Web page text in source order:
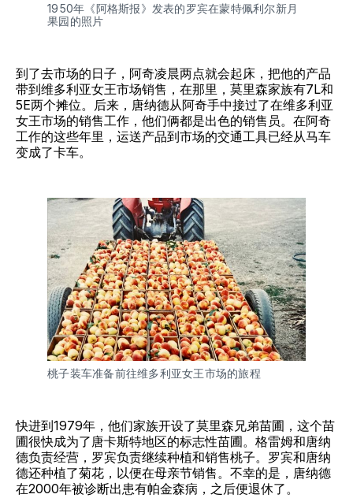
1950年《阿格斯报》发表的罗宾在蒙特佩利尔新月
果园的照片
到了去市场的日子，阿奇凌晨两点就会起床，把他的产品
带到维多利亚女王市场销售，在那里，莫里森家族有7L和
5E两个摊位。后来，唐纳德从阿奇手中接过了在维多利亚
女王市场的销售工作，他们俩都是出色的销售员。在阿奇
工作的这些年里，运送产品到市场的交通工具已经从马车
变成了卡车。
桃子装车准备前往维多利亚女王市场的旅程
快进到1979年，他们家族开设了莫里森兄弟苗圃，这个苗
圃很快成为了唐卡斯特地区的标志性苗圃。格雷姆和唐纳
德负责经营，罗宾负责继续种植和销售桃子。罗宾和唐纳
德还种植了菊花，以便在母亲节销售。不幸的是，唐纳德
在2000年被诊断出患有帕金森病，之后便退休了。